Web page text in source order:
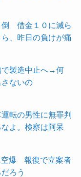
借金１０に減ら
、昨日の負けが痛
で製造中止へ→何
ないの
転の男性に無罪判
よ。検察は阿呆
空爆 報復で立案者
ろう